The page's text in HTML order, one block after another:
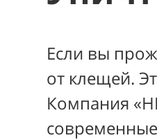
Если вы
от клещей.
Компания